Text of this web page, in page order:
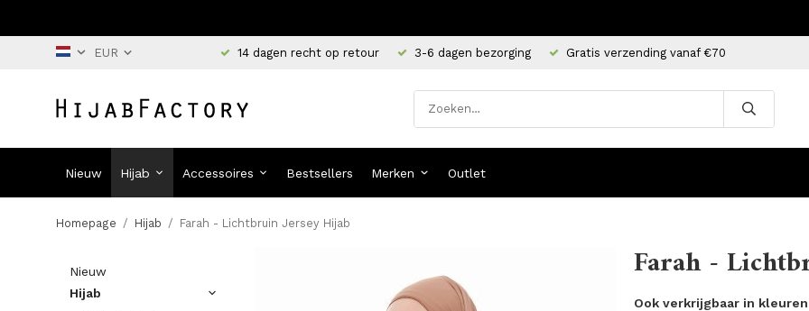
14 dagen recht op retour 3-6 dagen bezorging Gratis verzending vanaf €70
Nieuw Hijab Accessoires Bestsellers Merken Outlet
Homepage / Hijab / Farah - Lichtbruin Jersey Hijab
Nieuw
Hijab
Farah -
Ook verkrijgbaar in kleuren